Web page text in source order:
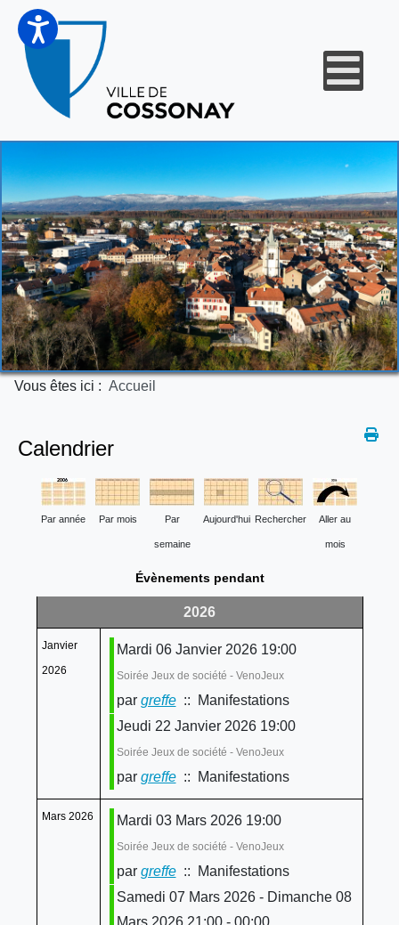
Vous êtes ici : Accueil
Calendrier
Par année Par mois Par
semaine
Aujourd'hui Rechercher Aller au
mois
Évènements pendant
2026
Janvier
2026
Mardi 06 Janvier 2026 19:00
Soirée Jeux de société - VenoJeux
par greffe:: Manifestations
Jeudi 22 Janvier 2026 19:00
Soirée Jeux de société - VenoJeux
par greffe:: Manifestations
Mars 2026 Mardi 03 Mars 2026 19:00
Soirée Jeux de société - VenoJeux
par greffe:: Manifestations
Samedi 07 Mars 2026 - Dimanche 08